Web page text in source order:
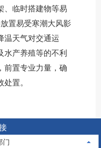
、临时搭建物等易
置易受寒潮大风影
温天气对交通运
水产养殖等的不利
前置专业力量，确
置。
门